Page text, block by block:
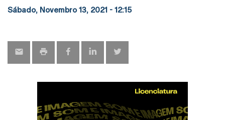
Sábado, Novembro 13, 2021 - 12:15